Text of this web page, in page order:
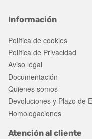
Información
Política de cookies
Política de Privacidad
Aviso legal
Documentación
Quienes somos
Devoluciones y Plazo de
Homologaciones
Atención al cliente